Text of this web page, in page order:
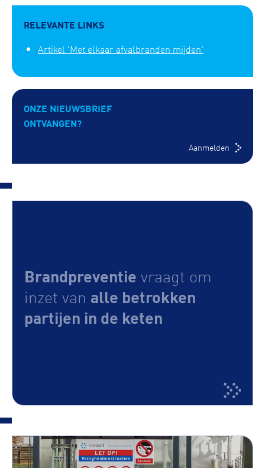
RELEVANTE LINKS
Artikel 'Met elkaar afvalbranden mijden'
ONZE NIEUWSBRIEF
ONTVANGEN?
Aanmelden
Brandpreventie vraagt om
inzet van alle betrokken
partijen in de keten